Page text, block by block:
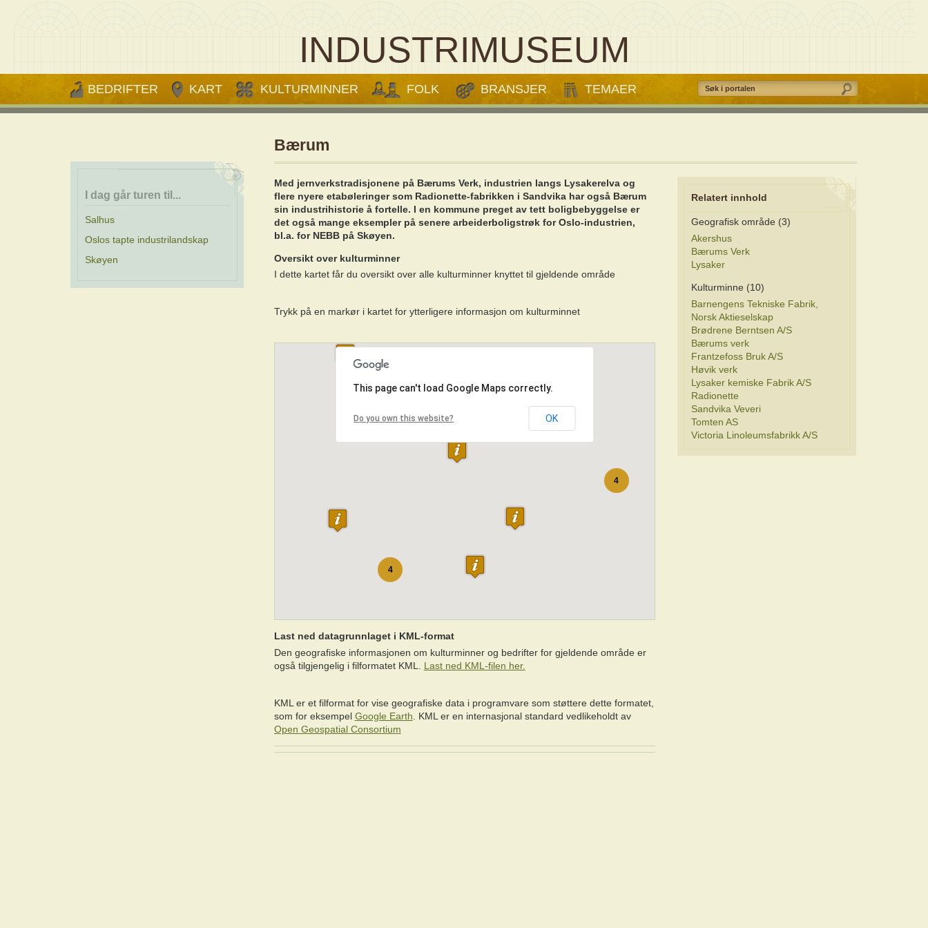
INDUSTRIMUSEUM
BEDRIFTER KART KULTURMINNER FOLK BRANSJER TEMAER
I dag går turen til...
Salhus
Oslos tapte industrilandskap
Skøyen
Bærum
Med jernverkstradisjonene på Bærums Verk, industrien langs Lysakerelva og
flere nyere etabøleringer som Radionette-fabrikken i Sandvika har også Bærum
sin industrihistorie å fortelle. I en kommune preget av tett boligbebyggelse er
det også mange eksempler på senere arbeiderboligstrøk for Oslo-industrien,
bl.a. for NEBB på Skøyen.
Oversikt over kulturminner
I dette kartet får du oversikt over alle kulturminner knyttet til gjeldende område
Trykk på en markør i kartet for ytterligere informasjon om kulturminnet
4
4
This page can't load Google Maps correctly.
Do you own this website? OK
Last ned datagrunnlaget i KML-format
Den geografiske informasjonen om kulturminner og bedrifter for gjeldende område er
også tilgjengelig i filformatet KML. Last ned KML-filen her.
KML er et filformat for vise geografiske data i programvare som støttere dette formatet,
som for eksempel Google Earth . KML er en internasjonal standard vedlikeholdt av
Open Geospatial Consortium
Relatert innhold
Geografisk område (3)
Akershus
Bærums Verk
Lysaker
Kulturminne (10)
Barnengens Tekniske Fabrik,
Norsk Aktieselskap
Brødrene Berntsen A/S
Bærums verk
Frantzefoss Bruk A/S
Høvik verk
Lysaker kemiske Fabrik A/S
Radionette
Sandvika Veveri
Tomten AS
Victoria Linoleumsfabrikk A/S